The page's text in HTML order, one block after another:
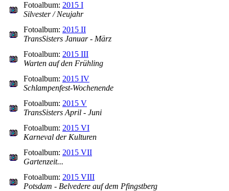
Fotoalbum: 2015 I
Silvester / Neujahr
Fotoalbum: 2015 II
TransSisters Januar - März
Fotoalbum: 2015 III
Warten auf den Frühling
Fotoalbum: 2015 IV
Schlampenfest-Wochenende
Fotoalbum: 2015 V
TransSisters April - Juni
Fotoalbum: 2015 VI
Karneval der Kulturen
Fotoalbum: 2015 VII
Gartenzeit...
Fotoalbum: 2015 VIII
Potsdam - Belvedere auf dem Pfingstberg